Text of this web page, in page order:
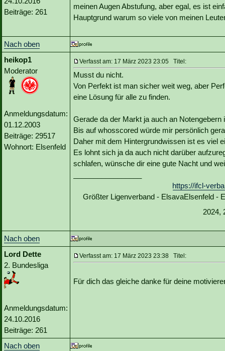
Beiträge: 261
meinen Augen Abstufung, aber egal, es ist
Hauptgrund warum so viele von meinen
Nach oben
heikop1
Moderator
Anmeldungsdatum:
01.12.2003
Beiträge: 29517
Wohnort: Elsenfeld
Verfasst am: 17 März 2023 23:05 Titel:
Musst du nicht.
Von Perfekt ist man sicher weit weg, aber
eine Lösung für alle zu finden.
Gerade da der Markt ja auch an
Bis auf whosscored würde mir persönlich
Daher mit dem Hintergrundwissen ist es viel
Es lohnt sich ja da auch nicht darüber
schlafen, wünsche dir eine gute Nacht und
https://ifcl-
Größter Ligenverband - ElsavaElsenfeld -
2024,
Nach oben
Lord Dette
2. Bundesliga
Anmeldungsdatum:
24.10.2016
Beiträge: 261
Verfasst am: 17 März 2023 23:38 Titel:
Für dich das gleiche danke für deine
Nach oben